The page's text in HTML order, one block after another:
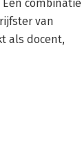
combinatie
van
als docent,